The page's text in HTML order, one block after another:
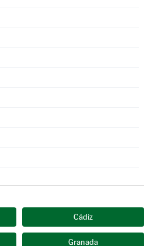
Cádiz
Granada